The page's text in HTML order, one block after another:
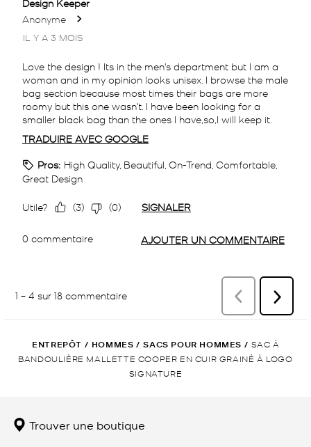
ENTREPÔT / HOMMES / SACS POUR HOMMES / SAC À
BANDOULIÈRE MALLETTE COOPER EN CUIR GRAINÉ À LOGO
SIGNATURE
Trouver une boutique